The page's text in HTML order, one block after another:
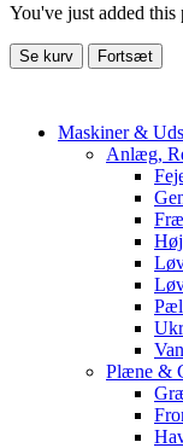
You've just added this
Se kurv Fortsæt
Maskiner &
Anlæg,
Plæne &